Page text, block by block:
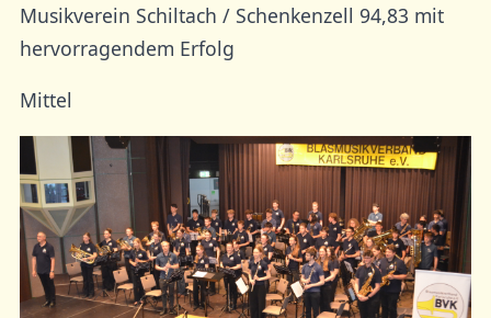
Musikverein Schiltach / Schenkenzell 94,83 mit
hervorragendem Erfolg
Mittel